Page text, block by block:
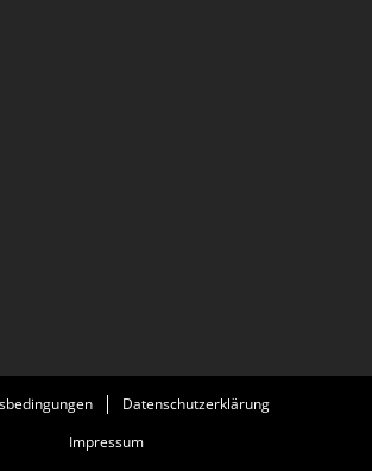
Datenschutzerklärung
Impressum